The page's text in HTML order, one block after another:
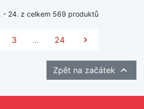
- 24. z celkem 569 produktů
3 … 24 Další

Zpět na začátek 